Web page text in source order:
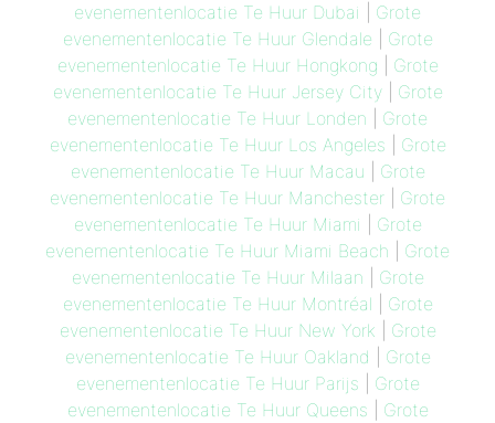
evenementenlocatie Te Huur Dubai
Grote
evenementenlocatie Te Huur Glendale
Grote
evenementenlocatie Te Huur Hongkong
Grote
evenementenlocatie Te Huur Jersey City| Grote
evenementenlocatie Te Huur Londen
Grote
evenementenlocatie Te Huur Los Angeles
Grote
evenementenlocatie Te Huur Macau
Grote
evenementenlocatie Te Huur Manchester
Grote
evenementenlocatie Te Huur Miami
Grote
evenementenlocatie Te Huur Miami Beach
Grote
evenementenlocatie Te Huur Milaan
Grote
evenementenlocatie Te Huur Montréal
Grote
evenementenlocatie Te Huur New York
Grote
evenementenlocatie Te Huur Oakland
Grote
evenementenlocatie Te Huur Parijs
Grote
evenementenlocatie Te Huur Queens
Grote